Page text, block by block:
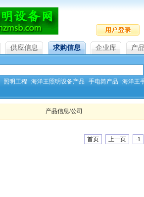
供应信息 求购信息 企业库 产
照明工程 海洋王照明设备产品 手电筒产品
海洋王
产品信息/公司
首页 上一页 -1